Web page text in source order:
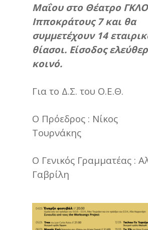
Μαΐου στο Θέατρο
Ιπποκράτους 7 και θα
συμμετέχουν 14
θίασοι. Είσοδος
κοινό.
Για το Δ.Σ. του Ο.Ε.Θ.
Ο Πρόεδρος : Νίκος
Ο Γενικός Γραμματέας :
Γαβρίλη